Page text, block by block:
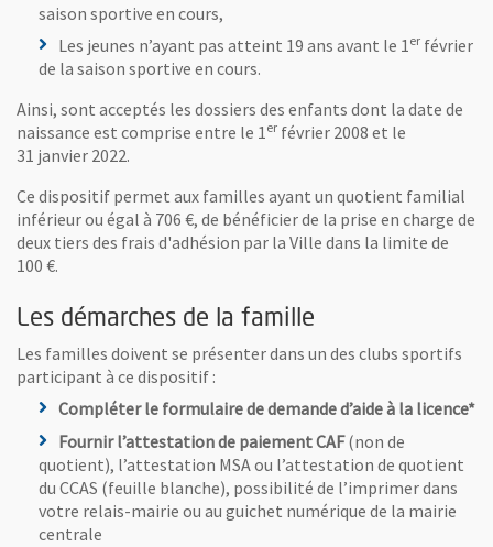
saison sportive en cours,
Les jeunes n’ayant pas atteint 19 ans avant le 1er février
de la saison sportive en cours.
Ainsi, sont acceptés les dossiers des enfants dont la date de
naissance est comprise entre le 1er février 2008 et le
31 janvier 2022.
Ce dispositif permet aux familles ayant un quotient familial
inférieur ou égal à 706 €, de bénéficier de la prise en charge de
deux tiers des frais d'adhésion par la Ville dans la limite de
100 €.
Les démarches de la famille
Les familles doivent se présenter dans un des clubs sportifs
participant à ce dispositif :
Compléter le formulaire de demande d’aide à la licence*
Fournir l’attestation de paiement CAF(non de
quotient), l’attestation MSA ou l’attestation de quotient
du CCAS (feuille blanche), possibilité de l’imprimer dans
votre relais-mairie ou au guichet numérique de la mairie
centrale